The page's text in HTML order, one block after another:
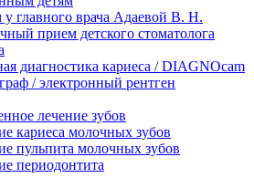
главного врача Адаевой В. Н.
прием детского стоматолога
диагностика кариеса / DIAGNOcam
/ электронный рентген
лечение зубов
кариеса молочных зубов
пульпита молочных зубов
периодонтита